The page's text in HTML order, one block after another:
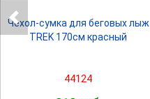
Чехол-сумка для беговых лыж
TREK 170см красный
44124